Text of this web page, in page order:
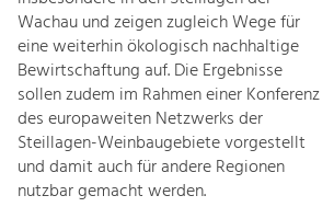
Wachau und zeigen zugleich Wege für
eine weiterhin ökologisch nachhaltige
Bewirtschaftung auf. Die Ergebnisse
sollen zudem im Rahmen einer Konferenz
des europaweiten Netzwerks der
Steillagen-Weinbaugebiete vorgestellt
und damit auch für andere Regionen
nutzbar gemacht werden.